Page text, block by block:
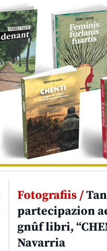
Fotografiis /
partecipazion
gnûf libri,
Navarria